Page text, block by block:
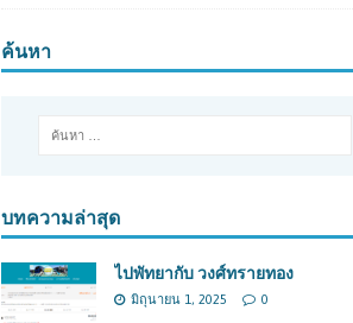
ค้นหา
บทความล่าสุด
ไปพัทยากับ วงศ์ทรายทอง
มิถุนายน 1, 2025 0